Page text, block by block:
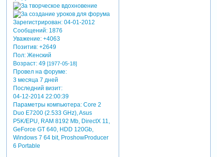
Зарегистрирован: 04-01-2012
Сообщений:1876
Уважение: +4063
Позитив: +2649
Пол:Женский
Возраст:49 [1977-05-18]
Провел на форуме:
3 месяца 7 дней
Последний визит:
04-12-2014 22:00:39
Параметры компьютера:Core 2
Duo E7200 (2.533 GHz), Asus
P5K/EPU, RAM 8192 Mb, DirectX 11,
GeForce GT 640, HDD 120Gb,
Windows 7 64 bit, ProshowProducer
6 Portable